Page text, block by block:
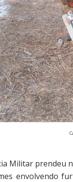
Militar prendeu
envolvendo